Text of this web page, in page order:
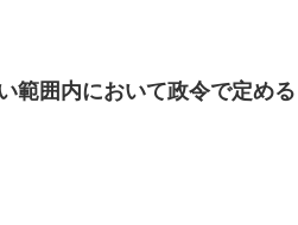
範囲内において政令で定める